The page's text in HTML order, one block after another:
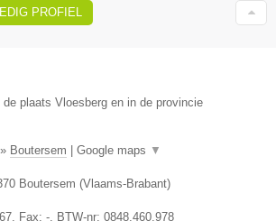
PROFIEL
de plaats Vloesberg en in de provincie
» Boutersem Google maps ▼
Boutersem (Vlaams-Brabant)
, Fax: -, BTW-nr: 0848.460.978